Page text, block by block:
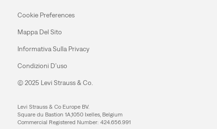
Cookie Preferences
Mappa Del Sito
Informativa Sulla Privacy
Condizioni D’uso
© 2025 Levi Strauss & Co.
Levi Strauss & Co Europe BV.
Square du Bastion 1A,1050 Ixelles, Belgium
Commercial Registered Number: 424.656.991